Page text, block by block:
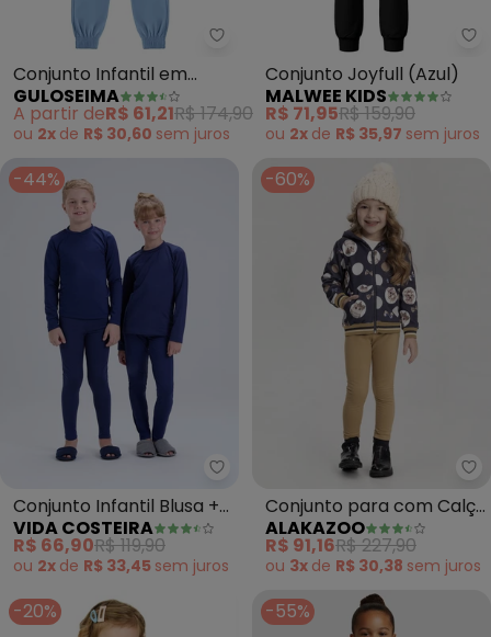
Guloseima - Conjunto Infantil
Conjunto Infantil em
Molecotton (Azul)
GULOSEIMA
A partir deR$ 61,21R$ 174,90
ou 2x de R$ 30,60 sem juros
Conjunto Joyfull (Azul)
MALWEE KIDS
R$ 71,95R$ 159,90
ou 2x de R$ 35,97 sem juros
-44%
Vida Costeira - Conjunto
Conjunto Infantil Blusa +
Calça Térmica (Marinho)
VIDA COSTEIRA
R$ 66,90R$ 119,90
ou 2x de R$ 33,45 sem juros
-60%
Conjunto para com Calça
e Jaqueta Estampada
(Azul)
ALAKAZOO
R$ 91,16R$ 227,90
ou 3x de R$ 30,38 sem juros
-20% -55%